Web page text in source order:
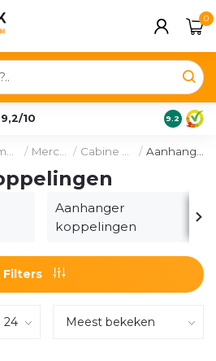
0
9,2/10 9.2
/ / /
Aanhanger
koppelingen
Filters